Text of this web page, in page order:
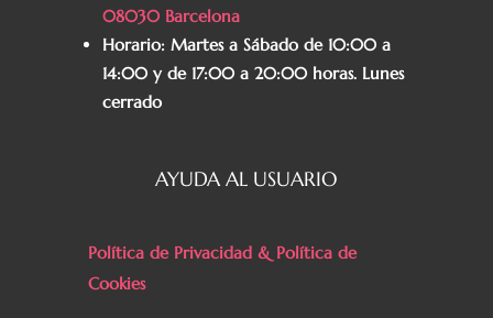
08030 Barcelona
Horario: Martes a Sábado de 10:00 a
14:00 y de 17:00 a 20:00 horas. Lunes
cerrado
AYUDA AL USUARIO
Política de Privacidad & Política de
Cookies